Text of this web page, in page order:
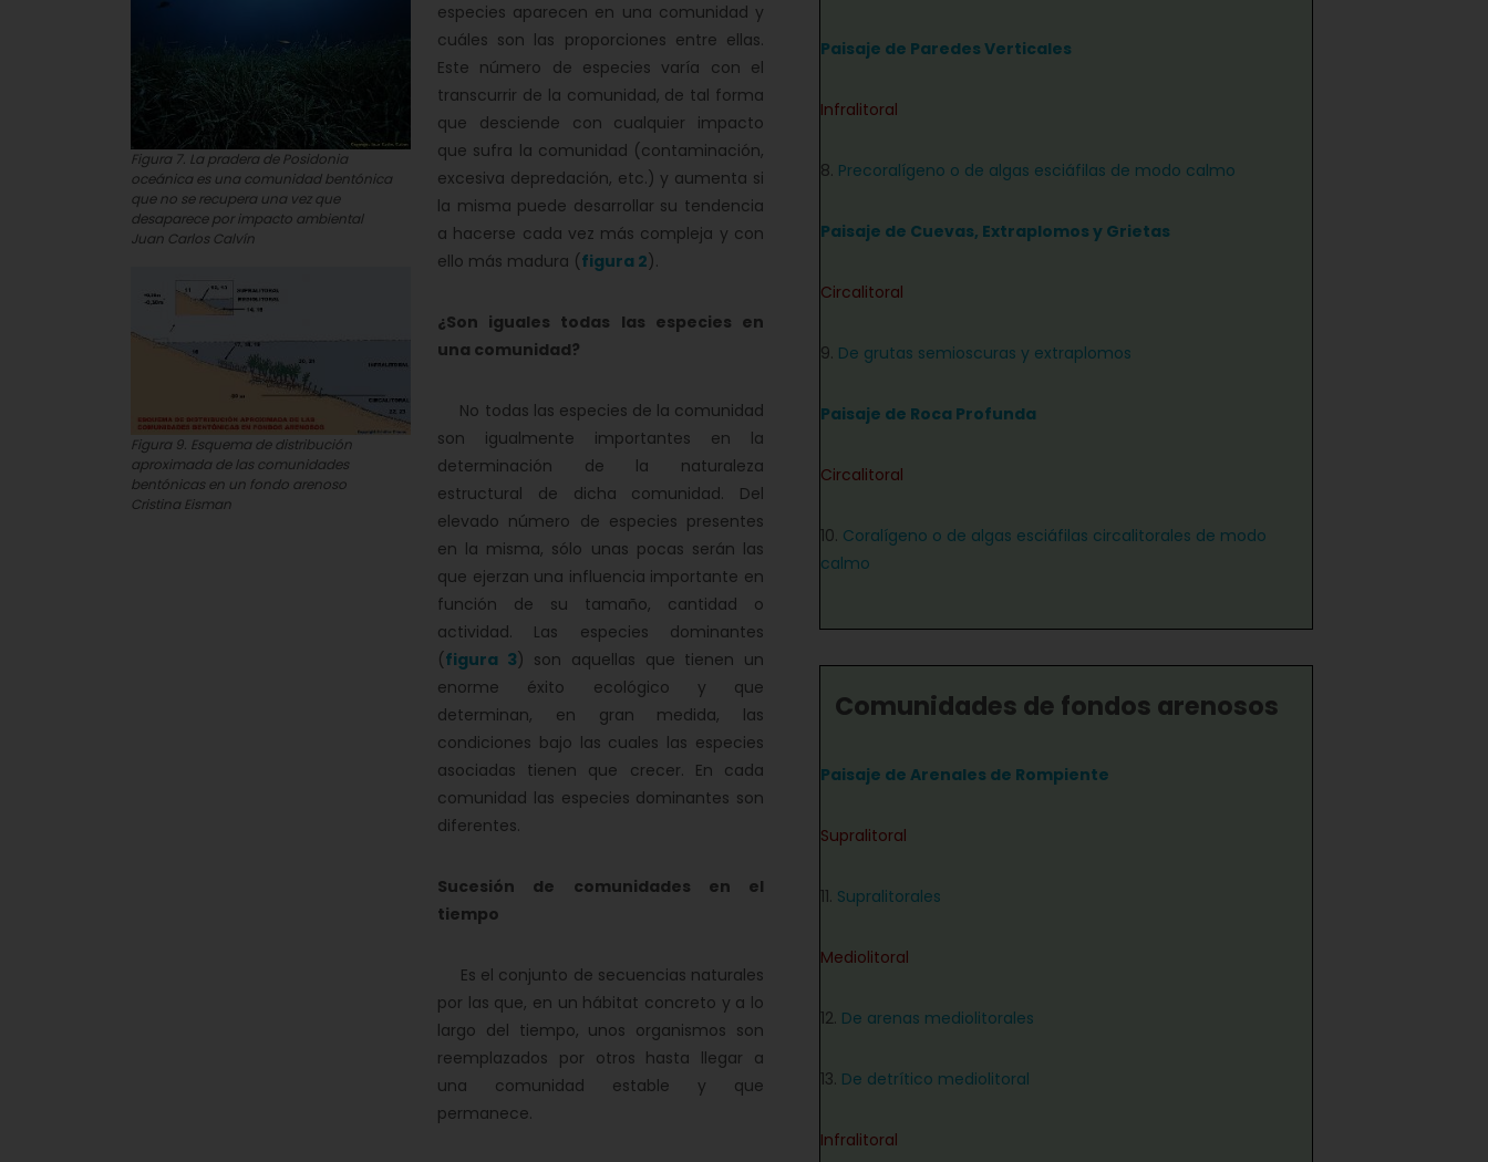
Paisaje de Paredes Verticales
Infralitoral
8. Precoralígeno o de algas esciáfilas de modo calmo
Paisaje de Cuevas, Extraplomos y Grietas
Circalitoral
9. De grutas semioscuras y extraplomos
Paisaje de Roca Profunda
Circalitoral
10. Coralígeno o de algas esciáfilas circalitorales de modo
calmo
Comunidades de fondos arenosos
Paisaje de Arenales de Rompiente
Supralitoral
11. Supralitorales
Mediolitoral
12. De arenas mediolitorales
13. De detrítico mediolitoral
Infralitoral
especies aparecen en una comunidad y
cuáles son las proporciones entre ellas.
Este número de especies varía con el
transcurrir de la comunidad, de tal forma
que desciende con cualquier impacto
que sufra la comunidad (contaminación,
excesiva depredación, etc.) y aumenta si
la misma puede desarrollar su tendencia
a hacerse cada vez más compleja y con
ello más madura (figura 2).
¿Son iguales todas las especies en
una comunidad?
No todas las especies de la comunidad
son igualmente importantes en la
determinación de la naturaleza
estructural de dicha comunidad. Del
elevado número de especies presentes
en la misma, sólo unas pocas serán las
que ejerzan una influencia importante en
función de su tamaño, cantidad o
actividad. Las especies dominantes
(figura 3) son aquellas que tienen un
enorme éxito ecológico y que
determinan, en gran medida, las
condiciones bajo las cuales las especies
asociadas tienen que crecer. En cada
comunidad las especies dominantes son
diferentes.
Sucesión de comunidades en el
tiempo
Es el conjunto de secuencias naturales
por las que, en un hábitat concreto y a lo
largo del tiempo, unos organismos son
reemplazados por otros hasta llegar a
una comunidad estable y que
permanece.
Figura 7. La pradera de Posidonia
oceánica es una comunidad bentónica
que no se recupera una vez que
desaparece por impacto ambiental
Juan Carlos Calvín
Figura 9. Esquema de distribución
aproximada de las comunidades
bentónicas en un fondo arenoso
Cristina Eisman